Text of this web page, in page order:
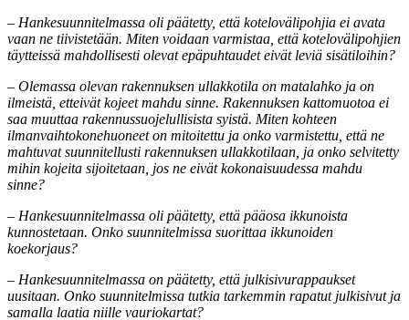
– Hankesuunnitelmassa oli päätetty, että kotelovälipohjia ei avata
vaan ne tiivistetään. Miten voidaan varmistaa, että kotelovälipohjien
täytteissä mahdollisesti olevat epäpuhtaudet eivät leviä sisätiloihin?
– Olemassa olevan rakennuksen ullakkotila on matalahko ja on
ilmeistä, etteivät kojeet mahdu sinne. Rakennuksen kattomuotoa ei
saa muuttaa rakennussuojelullisista syistä. Miten kohteen
ilmanvaihtokonehuoneet on mitoitettu ja onko varmistettu, että ne
mahtuvat suunnitellusti rakennuksen ullakkotilaan, ja onko selvitetty
mihin kojeita sijoitetaan, jos ne eivät kokonaisuudessa mahdu
sinne?
– Hankesuunnitelmassa oli päätetty, että pääosa ikkunoista
kunnostetaan. Onko suunnitelmissa suorittaa ikkunoiden
koekorjaus?
– Hankesuunnitelmassa on päätetty, että julkisivurappaukset
uusitaan. Onko suunnitelmissa tutkia tarkemmin rapatut julkisivut ja
samalla laatia niille vauriokartat?